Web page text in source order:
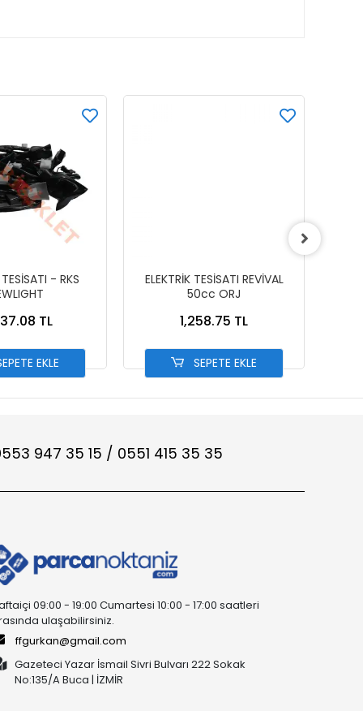
TESİSATI - RKS
TL
EKLE
ELEKTRİK TESİSATI REVİVAL
50cc ORJ
1,258.75 TL
SEPETE EKLE
947 35 15 / 0551 415 35 35
09:00 - 19:00 Cumartesi 10:00 - 17:00 saatleri
ulaşabilirsiniz.
ffgurkan@gmail.com
Gazeteci Yazar İsmail Sivri Bulvarı 222 Sokak
No:135/A Buca | İZMİR